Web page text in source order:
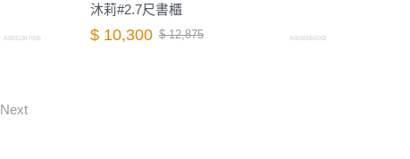
A0031347005
沐莉#2.7尺書櫃
$ 10,300 $ 12,875 A0680066002
Next